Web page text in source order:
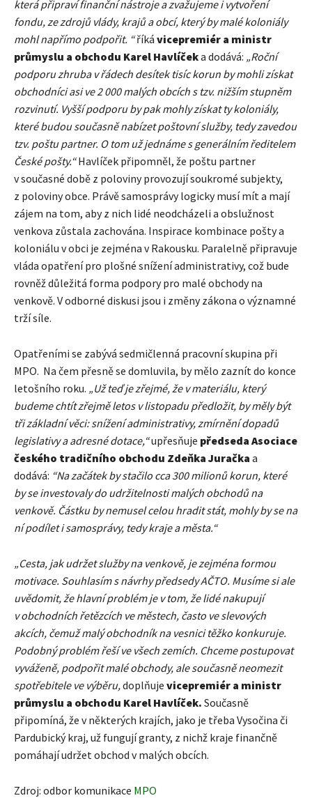
která připraví finanční nástroje a zvažujeme i vytvoření
fondu, ze zdrojů vlády, krajů a obcí, který by malé koloniály
mohl napřímo podpořit. “říká vicepremiér a ministr
průmyslu a obchodu Karel Havlíčeka dodává: „Roční
podporu zhruba v řádech desítek tisíc korun by mohli získat
obchodníci asi ve 2 000 malých obcích s tzv. nižším stupněm
rozvinutí. Vyšší podporu by pak mohly získat ty koloniály,
které budou současně nabízet poštovní služby, tedy zavedou
tzv. poštu partner. O tom už jednáme s generálním ředitelem
České pošty.“Havlíček připomněl, že poštu partner
v současné době z poloviny provozují soukromé subjekty,
z poloviny obce. Právě samosprávy logicky musí mít a mají
zájem na tom, aby z nich lidé neodcházeli a obslužnost
venkova zůstala zachována. Inspirace kombinace pošty a
koloniálu v obci je zejména v Rakousku. Paralelně připravuje
vláda opatření pro plošné snížení administrativy, což bude
rovněž důležitá forma podpory pro malé obchody na
venkově. V odborné diskusi jsou i změny zákona o významné
trží síle.
Opatřeními se zabývá sedmičlenná pracovní skupina při
MPO. Na čem přesně se domluvila, by mělo zaznít do konce
letošního roku. „Už teď je zřejmé, že v materiálu, který
budeme chtít zřejmě letos v listopadu předložit, by měly být
tři základní věci: snížení administrativy, zmírnění dopadů
legislativy a adresné dotace,“upřesňuje předseda Asociace
českého tradičního obchodu Zdeňka Juračka a
dodává: “Na začátek by stačilo cca 300 milionů korun, které
by se investovaly do udržitelnosti malých obchodů na
venkově. Částku by nemusel celou hradit stát, mohly by se na
ní podílet i samosprávy, tedy kraje a města.“
„Cesta, jak udržet služby na venkově, je zejména formou
motivace. Souhlasím s návrhy předsedy AČTO. Musíme si ale
uvědomit, že hlavní problém je v tom, že lidé nakupují
v obchodních řetězcích ve městech, často ve slevových
akcích, čemuž malý obchodník na vesnici těžko konkuruje.
Podobný problém řeší ve všech zemích. Chceme postupovat
vyváženě, podpořit malé obchody, ale současně neomezit
spotřebitele ve výběru,doplňuje vicepremiér a ministr
průmyslu a obchodu Karel Havlíček. Současně
připomíná, že v některých krajích, jako je třeba Vysočina či
Pardubický kraj, už fungují granty, z nichž kraje finančně
pomáhají udržet obchod v malých obcích.
Zdroj: odbor komunikace MPO